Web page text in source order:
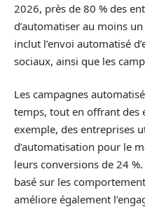
2026, près de 80 % des
d’automatiser au moins
inclut l’envoi automatisé
sociaux, ainsi que les
Les campagnes
temps, tout en offrant des
exemple, des entreprises
d’automatisation pour le
leurs conversions de 24
basé sur les
améliore également